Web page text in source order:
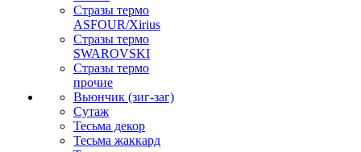
Стразы термо
ASFOUR/Xirius
Стразы термо
SWAROVSKI
Стразы термо
прочие
Вьюнчик (зиг-заг)
Сутаж
Тесьма декор
Тесьма жаккард